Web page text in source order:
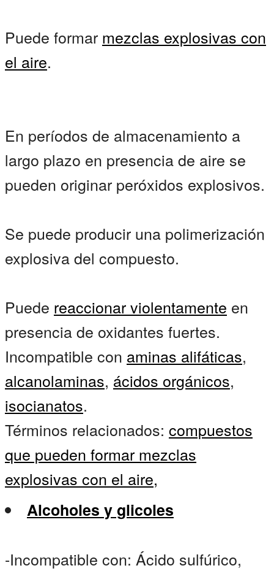
Puede formar mezclas explosivas con
el aire.
En períodos de almacenamiento a
largo plazo en presencia de aire se
pueden originar peróxidos explosivos.
Se puede producir una polimerización
explosiva del compuesto.
Puede reaccionar violentamente en
presencia de oxidantes fuertes.
Incompatible con aminas alifáticas,
alcanolaminas, ácidos orgánicos,
isocianatos.
Términos relacionados: compuestos
que pueden formar mezclas
explosivas con el aire,
Alcoholes y glicoles
-Incompatible con: Ácido sulfúrico,